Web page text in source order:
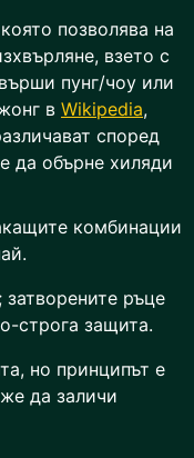
позволява на
взето с
пунг/чоу или
в Wikipedia,
според
да обърне хиляди
комбинации
ръце
строга защита.
но принципът е
да заличи